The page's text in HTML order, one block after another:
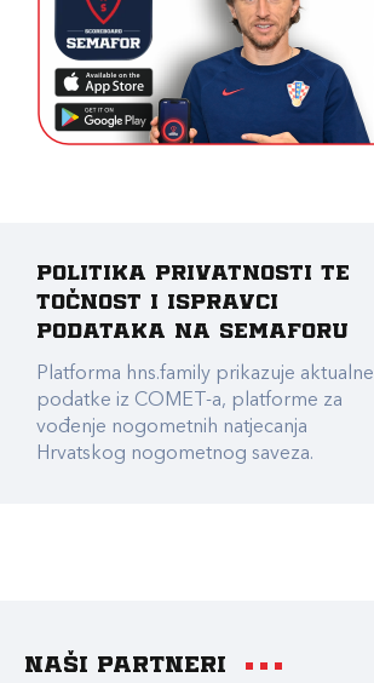
Politika privatnosti te
točnost i ispravci
podataka na Semaforu
Platforma hns.family prikazuje aktualne
podatke iz COMET-a, platforme za
vođenje nogometnih natjecanja
Hrvatskog nogometnog saveza.
Naši partneri